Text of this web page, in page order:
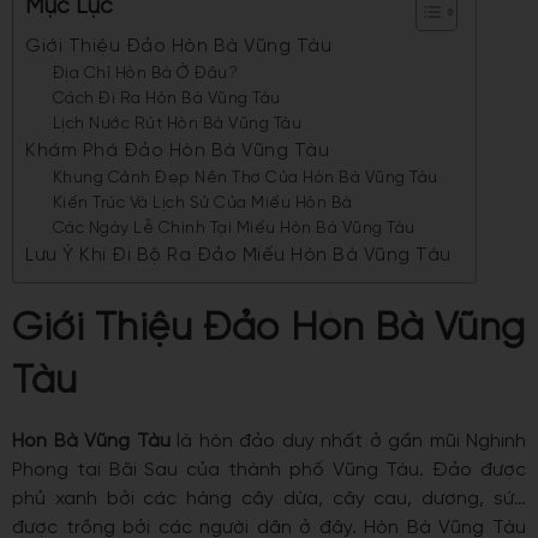
Mục Lục
Giới Thiệu Đảo Hòn Bà Vũng Tàu
Địa Chỉ Hòn Bà Ở Đâu?
Cách Đi Ra Hòn Bà Vũng Tàu
Lịch Nước Rút Hòn Bà Vũng Tàu
Khám Phá Đảo Hòn Bà Vũng Tàu
Khung Cảnh Đẹp Nên Thơ Của Hòn Bà Vũng Tàu
Kiến Trúc Và Lịch Sử Của Miếu Hòn Bà
Các Ngày Lễ Chính Tại Miếu Hòn Bà Vũng Tàu
Lưu Ý Khi Đi Bộ Ra Đảo Miếu Hòn Bà Vũng Tàu
Giới Thiệu Đảo Hòn Bà Vũng
Tàu
Hòn Bà Vũng Tàulà hòn đảo duy nhất ở gần mũi Nghinh
Phong tại Bãi Sau của thành phố Vũng Tàu. Đảo được
phủ xanh bởi các hàng cây dừa, cây cau, dương, sứ…
được trồng bởi các người dân ở đây. Hòn Bà Vũng Tàu